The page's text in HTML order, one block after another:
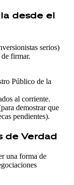
desde el
serios)
firmar.
Público de la
al corriente.
demostrar que
pendientes).
de Verdad
una forma de